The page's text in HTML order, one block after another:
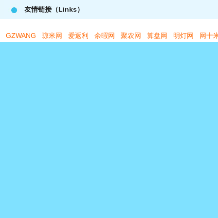
友情链接（Links）
GZWANG 琼米网 爱返利 余暇网 聚农网 算盘网 明灯网 网十